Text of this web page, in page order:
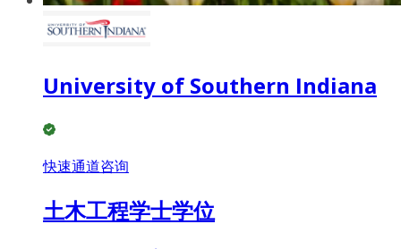
University of Southern Indiana
快速通道咨询
土木工程学士学位